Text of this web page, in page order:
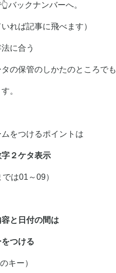
バックナンバーへ。
れば記事に飛べます）
に合う
の保管のしかたのところでも
。
をつけるポイントは
２ケタ表示
では01～09）
と日付の間は
つける
キー）